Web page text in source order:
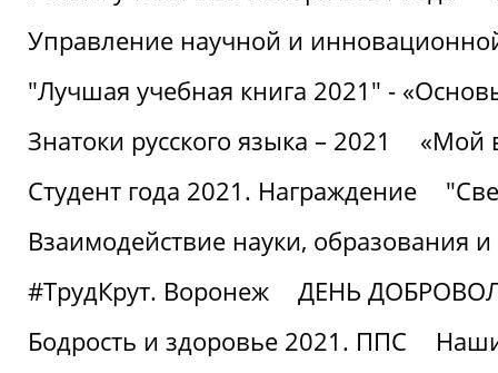
Управление научной и
"Лучшая учебная книга 2021" -
Знатоки русского языка – 2021
«Мой
Студент года 2021. Награждение
Взаимодействие науки, образования и
#ТрудКрут. Воронеж
ДЕНЬ
Бодрость и здоровье 2021. ППС